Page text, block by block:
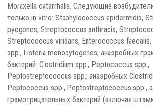
Moraxella catarrhalis. Следующие
только in vitro: Staphylococcus epidermidis,
pyogenes, Streptococcus anthracis,
Streptococcus viridans, Enterococcus faecalis,
spp., Listeria monocytogenes; анаэробных
бактерий: Clostridium spp., Peptococcus spp.,
Peptostreptococcus spp.; анаэробных
Peptococcus spp., Peptostreptococcus spp.,
грамотрицательных бактерий (включая